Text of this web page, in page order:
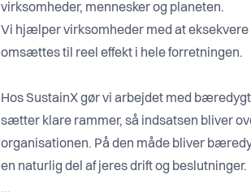
virksomheder, mennesker og planeten.
Vi hjælper virksomheder med at
omsættes til reel effekt i hele forretningen.
Hos SustainX gør vi arbejdet med
sætter klare rammer, så indsatsen bliver
organisationen. På den måde bliver
en naturlig del af jeres drift og beslutninger.